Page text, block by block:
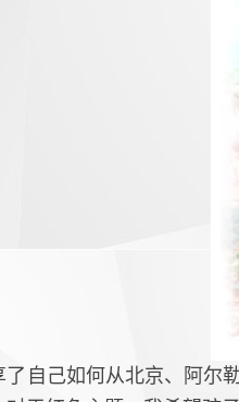
了自己如何从北京、阿尔